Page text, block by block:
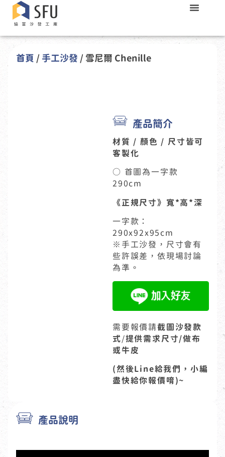
首頁 / 手工沙發 / 雪尼爾 Chenille
產品簡介
材質 / 顏色 / 尺寸皆可
客製化
○ 首圖為一字款
290cm
《正規尺寸》寬*高*深
一字款：
290x92x95cm
※手工沙發，尺寸會有
些許誤差，依現場討論
為準。
需要報價請 截圖沙發款
式 /提供需求尺寸/做布
或牛皮
(然後Line給我們，小編
盡快給你報價唷)~
產品說明